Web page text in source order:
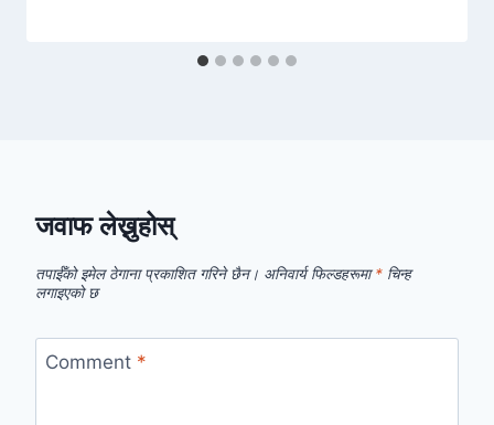
जवाफ लेख्नुहोस्
तपाईँको इमेल ठेगाना प्रकाशित गरिने छैन। अनिवार्य फिल्डहरूमा* चिन्ह
लगाइएको छ
Comment *